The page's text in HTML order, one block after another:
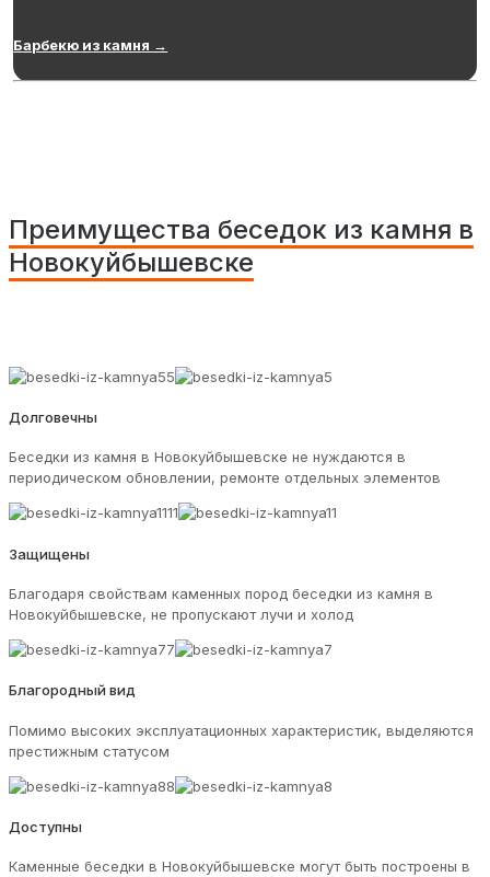
Барбекю из камня →
Преимущества беседок из камня в
Новокуйбышевске
Долговечны
Беседки из камня в Новокуйбышевске не нуждаются в
периодическом обновлении, ремонте отдельных элементов
Защищены
Благодаря свойствам каменных пород беседки из камня в
Новокуйбышевске, не пропускают лучи и холод
Благородный вид
Помимо высоких эксплуатационных характеристик, выделяются
престижным статусом
Доступны
Каменные беседки в Новокуйбышевске могут быть построены в